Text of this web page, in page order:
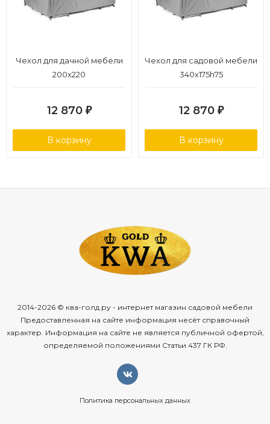
Чехол для дачной мебели
200х220
12 870 ₽
В корзину
Чехол для садовой мебели
340х175h75
12 870 ₽
В корзину
2014-2026 © ква-голд.ру - интернет магазин садовой мебели
Предоставленная на сайте информация несёт справочный
характер. Информация на сайте не является публичной офертой,
определяемой положениями Статьи 437 ГК РФ.
Политика персональных данных